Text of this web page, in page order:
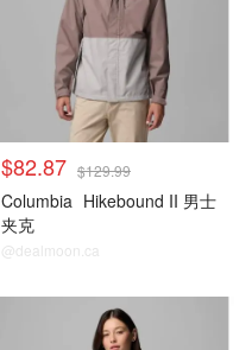
$82.87 $129.99
Columbia Hikebound II 男士
夹克
@dealmoon.ca